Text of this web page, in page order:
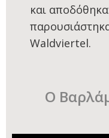
και
Waldviertel.
Ο